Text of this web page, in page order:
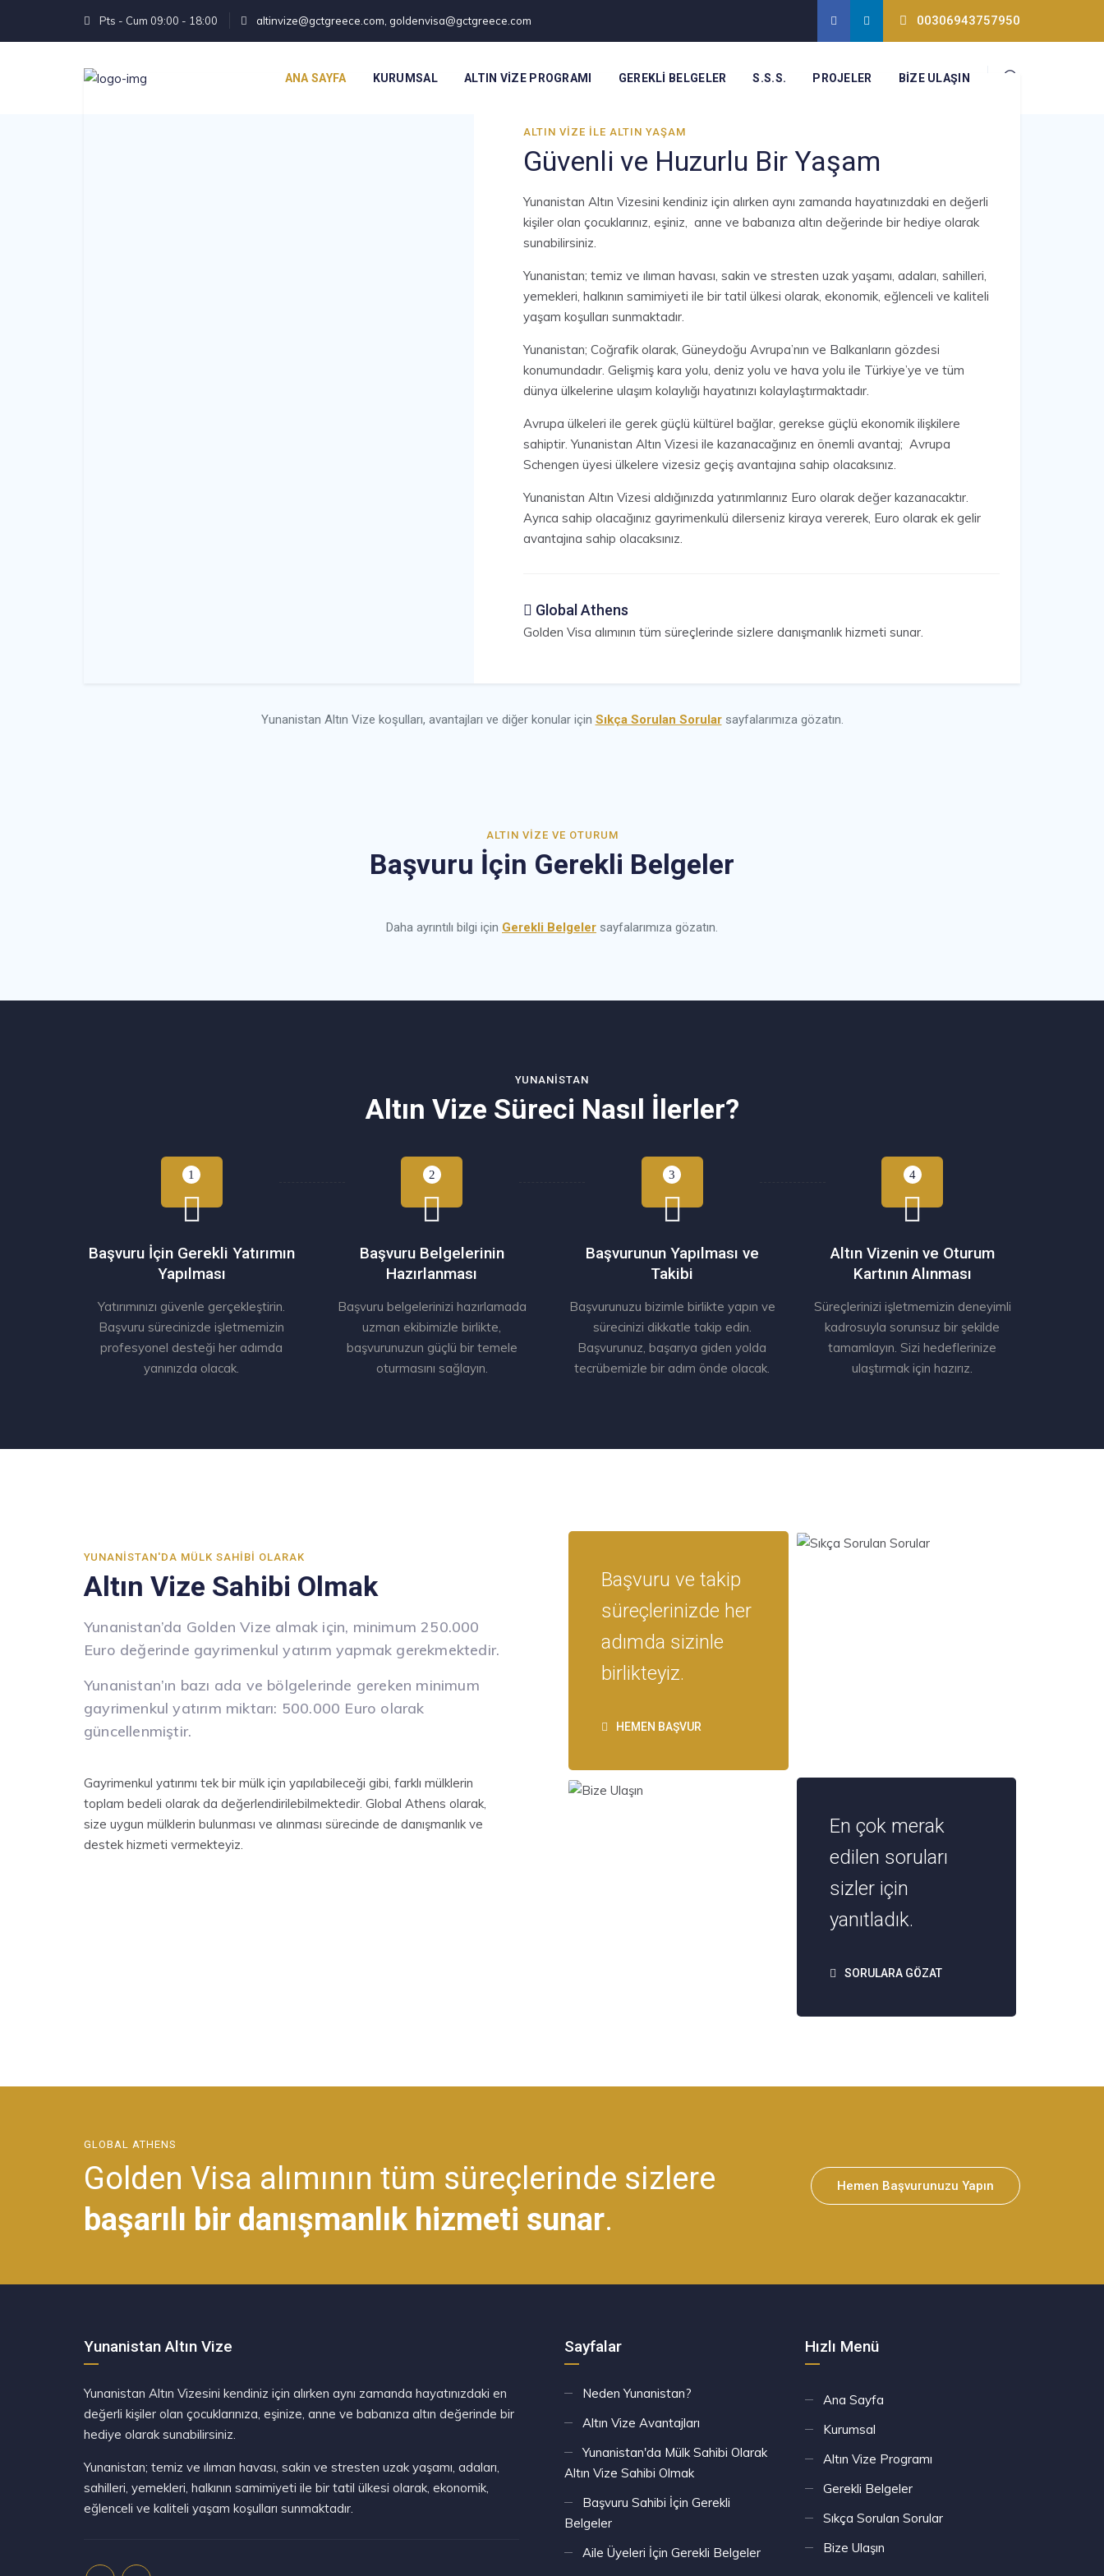
Pts - Cum 09:00 - 18:00 altinvize@gctgreece.com, goldenvisa@gctgreece.com 00306943757950
ANA SAYFA KURUMSAL ALTIN VIZE PROGRAMI GEREKLI BELGELER S.S.S. PROJELER BIZE ULAŞIN
ALTIN VIZE ILE ALTIN YAŞAM
Güvenli ve Huzurlu Bir Yaşam
Yunanistan Altın Vizesini kendiniz için alırken aynı zamanda hayatınızdaki en değerli
kişiler olan çocuklarınız, eşiniz, anne ve babanıza altın değerinde bir hediye olarak
sunabilirsiniz.
Yunanistan; temiz ve ılıman havası, sakin ve stresten uzak yaşamı, adaları, sahilleri,
yemekleri, halkının samimiyeti ile bir tatil ülkesi olarak, ekonomik, eğlenceli ve kaliteli
yaşam koşulları sunmaktadır.
Yunanistan; Coğrafik olarak, Güneydoğu Avrupa’nın ve Balkanların gözdesi
konumundadır. Gelişmiş kara yolu, deniz yolu ve hava yolu ile Türkiye’ye ve tüm
dünya ülkelerine ulaşım kolaylığı hayatınızı kolaylaştırmaktadır.
Avrupa ülkeleri ile gerek güçlü kültürel bağlar, gerekse güçlü ekonomik ilişkilere
sahiptir. Yunanistan Altın Vizesi ile kazanacağınız en önemli avantaj; Avrupa
Schengen üyesi ülkelere vizesiz geçiş avantajına sahip olacaksınız.
Yunanistan Altın Vizesi aldığınızda yatırımlarınız Euro olarak değer kazanacaktır.
Ayrıca sahip olacağınız gayrimenkulü dilerseniz kiraya vererek, Euro olarak ek gelir
avantajına sahip olacaksınız.
Global Athens
Golden Visa alımının tüm süreçlerinde sizlere danışmanlık hizmeti sunar.
Yunanistan Altın Vize koşulları, avantajları ve diğer konular için Sıkça Sorulan Sorularsayfalarımıza gözatın.
ALTIN VIZE VE OTURUM
Başvuru İçin Gerekli Belgeler
Daha ayrıntılı bilgi için Gerekli Belgeler sayfalarımıza gözatın.
YUNANISTAN
Altın Vize Süreci Nasıl İlerler?
Başvuru İçin Gerekli Yatırımın
Yapılması
Yatırımınızı güvenle gerçekleştirin.
Başvuru sürecinizde işletmemizin
profesyonel desteği her adımda
yanınızda olacak.
Başvuru Belgelerinin
Hazırlanması
Başvuru belgelerinizi hazırlamada
uzman ekibimizle birlikte,
başvurunuzun güçlü bir temele
oturmasını sağlayın.
Başvurunun Yapılması ve
Takibi
Başvurunuzu bizimle birlikte yapın ve
sürecinizi dikkatle takip edin.
Başvurunuz, başarıya giden yolda
tecrübemizle bir adım önde olacak.
Altın Vizenin ve Oturum
Kartının Alınması
Süreçlerinizi işletmemizin deneyimli
kadrosuyla sorunsuz bir şekilde
tamamlayın. Sizi hedeflerinize
ulaştırmak için hazırız.
YUNANISTAN'DA MÜLK SAHIBI OLARAK
Altın Vize Sahibi Olmak
Yunanistan’da Golden Vize almak için, minimum 250.000
Euro değerinde gayrimenkul yatırım yapmak gerekmektedir.
Yunanistan’ın bazı ada ve bölgelerinde gereken minimum
gayrimenkul yatırım miktarı: 500.000 Euro olarak
güncellenmiştir.
Gayrimenkul yatırımı tek bir mülk için yapılabileceği gibi, farklı mülklerin
toplam bedeli olarak da değerlendirilebilmektedir. Global Athens olarak,
size uygun mülklerin bulunması ve alınması sürecinde de danışmanlık ve
destek hizmeti vermekteyiz.
Başvuru ve takip
süreçlerinizde her
adımda sizinle
birlikteyiz.
HEMEN BAŞVUR
En çok merak
edilen soruları
sizler için
yanıtladık.
SORULARA GÖZAT
GLOBAL ATHENS
Golden Visa alımının tüm süreçlerinde sizlere
başarılı bir danışmanlık hizmeti sunar.
Hemen Başvurunuzu Yapın
Yunanistan Altın Vize
Yunanistan Altın Vizesini kendiniz için alırken aynı zamanda hayatınızdaki en
değerli kişiler olan çocuklarınıza, eşinize, anne ve babanıza altın değerinde bir
hediye olarak sunabilirsiniz.
Yunanistan; temiz ve ılıman havası, sakin ve stresten uzak yaşamı, adaları,
sahilleri, yemekleri, halkının samimiyeti ile bir tatil ülkesi olarak, ekonomik,
eğlenceli ve kaliteli yaşam koşulları sunmaktadır.
Sayfalar
Neden Yunanistan?
Altın Vize Avantajları
Yunanistan'da Mülk Sahibi Olarak
Altın Vize Sahibi Olmak
Başvuru Sahibi İçin Gerekli
Belgeler
Aile Üyeleri İçin Gerekli Belgeler
Hızlı Menü
Ana Sayfa
Kurumsal
Altın Vize Programı
Gerekli Belgeler
Sıkça Sorulan Sorular
Bize Ulaşın